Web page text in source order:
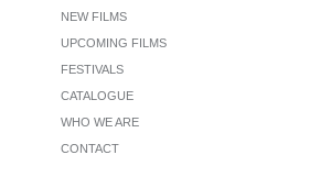
NEW FILMS
UPCOMING FILMS
FESTIVALS
CATALOGUE
WHO WE ARE
CONTACT